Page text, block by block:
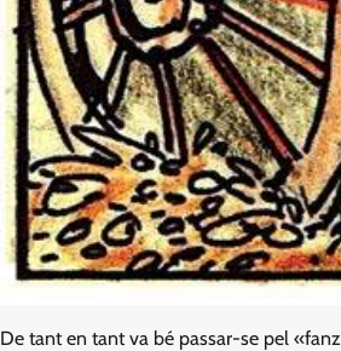
De tant en tant va bé passar-se pel